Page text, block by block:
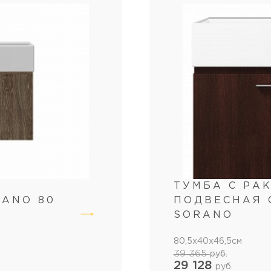
80
ТУМБА С
ПОДВЕСНАЯ
SORANO
80,5x40x46,5см
39 365руб.
29 128 руб.